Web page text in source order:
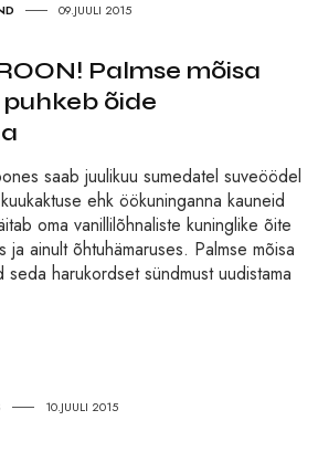
09.JUULI 2015
Palmse mõisa
õide
saab juulikuu sumedatel suveöödel
ehk öökuninganna kauneid
oma vanillilõhnaliste kuninglike õite
ja ainult õhtuhämaruses. Palmse mõisa
harukordset sündmust uudistama
10.JUULI 2015